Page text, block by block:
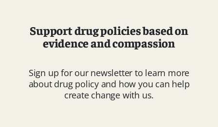
Support drug policies based on
evidence and compassion
Sign up for our newsletter to learn more
about drug policy and how you can help
create change with us.